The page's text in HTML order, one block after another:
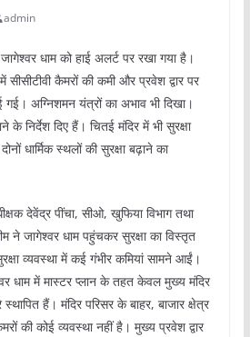
admin
धाम को हाई अलर्ट पर रखा गया है।
सीसीटीवी कैमरों की कमी और प्रवेश द्वार पर
गई। अग्निशमन यंत्रों का अभाव भी दिखा।
के निर्देश दिए हैं। चितई मंदिर में भी सुरक्षा
धार्मिक स्थलों की सुरक्षा बढ़ाने का
देवेंद्र पींचा, सीओ, खुफिया विभाग तथा
ने जागेश्वर धाम पहुंचकर सुरक्षा का विस्तृत
व्यवस्था में कई गंभीर कमियां सामने आईं।
धाम में मास्टर प्लान के तहत केवल मुख्य मंदिर
स्थापित हैं। मंदिर परिसर के बाहर, बाजार क्षेत्र
की कोई व्यवस्था नहीं है। मुख्य प्रवेश द्वार